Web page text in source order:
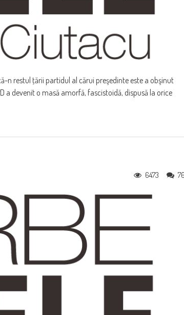
n restul ţării partidul al cărui preşedinte este a obşinut
a devenit o masă amorfă, fascistoidă, dispusă la orice
6473